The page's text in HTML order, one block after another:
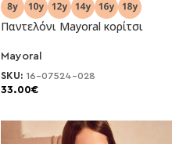
Παντελόνι Mayoral κορίτσι
Mayoral
SKU: 16-07524-028
33.00€